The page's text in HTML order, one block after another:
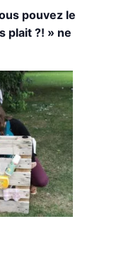
pouvez le
plait ?! » ne